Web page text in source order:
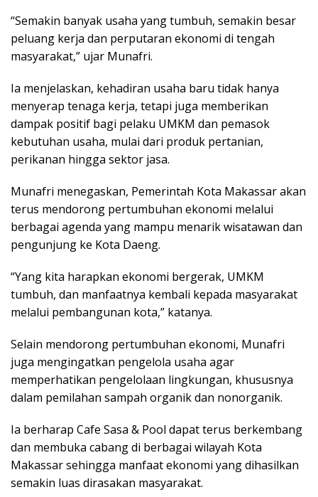
“Semakin banyak usaha yang tumbuh, semakin besar
peluang kerja dan perputaran ekonomi di tengah
masyarakat,” ujar Munafri.
Ia menjelaskan, kehadiran usaha baru tidak hanya
menyerap tenaga kerja, tetapi juga memberikan
dampak positif bagi pelaku UMKM dan pemasok
kebutuhan usaha, mulai dari produk pertanian,
perikanan hingga sektor jasa.
Munafri menegaskan, Pemerintah Kota Makassar akan
terus mendorong pertumbuhan ekonomi melalui
berbagai agenda yang mampu menarik wisatawan dan
pengunjung ke Kota Daeng.
“Yang kita harapkan ekonomi bergerak, UMKM
tumbuh, dan manfaatnya kembali kepada masyarakat
melalui pembangunan kota,” katanya.
Selain mendorong pertumbuhan ekonomi, Munafri
juga mengingatkan pengelola usaha agar
memperhatikan pengelolaan lingkungan, khususnya
dalam pemilahan sampah organik dan nonorganik.
Ia berharap Cafe Sasa & Pool dapat terus berkembang
dan membuka cabang di berbagai wilayah Kota
Makassar sehingga manfaat ekonomi yang dihasilkan
semakin luas dirasakan masyarakat.